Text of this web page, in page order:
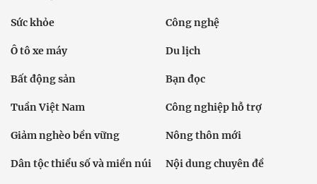
Sức khỏe Công nghệ
Ô tô xe máy Du lịch
Bất động sản Bạn đọc
Tuần Việt Nam Công nghiệp hỗ trợ
Giảm nghèo bền vững Nông thôn mới
Dân tộc thiểu số và miền núi Nội dung chuyên đề